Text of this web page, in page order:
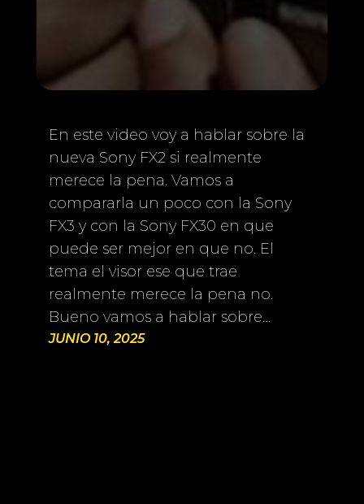
En este video voy a hablar sobre la
nueva Sony FX2 si realmente
merece la pena. Vamos a
compararla un poco con la Sony
FX3 y con la Sony FX30 en que
puede ser mejor en que no. El
tema el visor ese que trae
realmente merece la pena no.
Bueno vamos a hablar sobre…
JUNIO 10, 2025